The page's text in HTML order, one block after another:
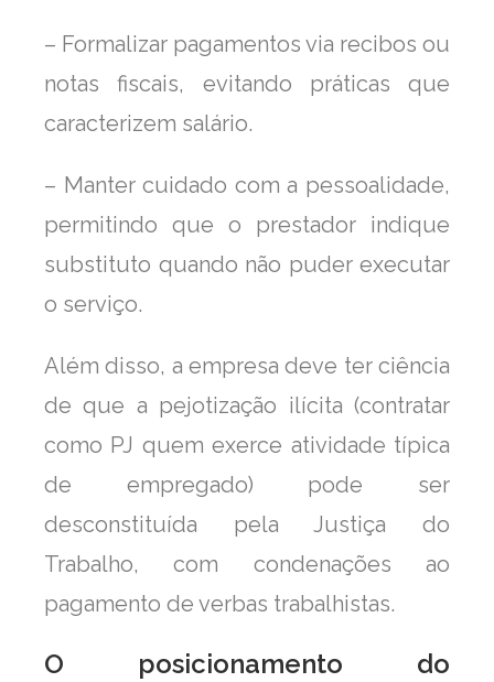
– Formalizar pagamentos via recibos ou
notas fiscais, evitando práticas que
caracterizem salário.
– Manter cuidado com a pessoalidade,
permitindo que o prestador indique
substituto quando não puder executar
o serviço.
Além disso, a empresa deve ter ciência
de que a pejotização ilícita (contratar
como PJ quem exerce atividade típica
de empregado) pode ser
desconstituída pela Justiça do
Trabalho, com condenações ao
pagamento de verbas trabalhistas.
O posicionamento do